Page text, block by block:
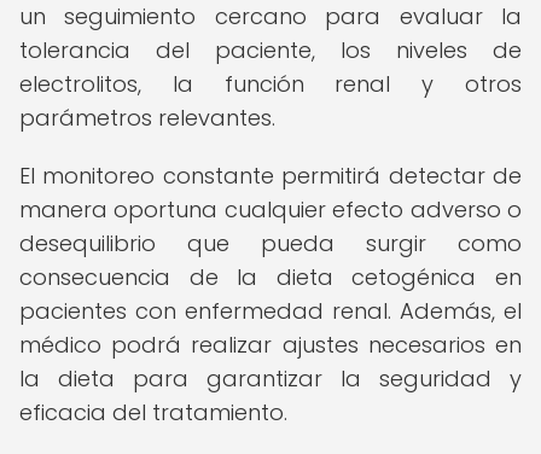
un seguimiento cercano para evaluar la
tolerancia del paciente, los niveles de
electrolitos, la función renal y otros
parámetros relevantes.
El monitoreo constante permitirá detectar de
manera oportuna cualquier efecto adverso o
desequilibrio que pueda surgir como
consecuencia de la dieta cetogénica en
pacientes con enfermedad renal. Además, el
médico podrá realizar ajustes necesarios en
la dieta para garantizar la seguridad y
eficacia del tratamiento.